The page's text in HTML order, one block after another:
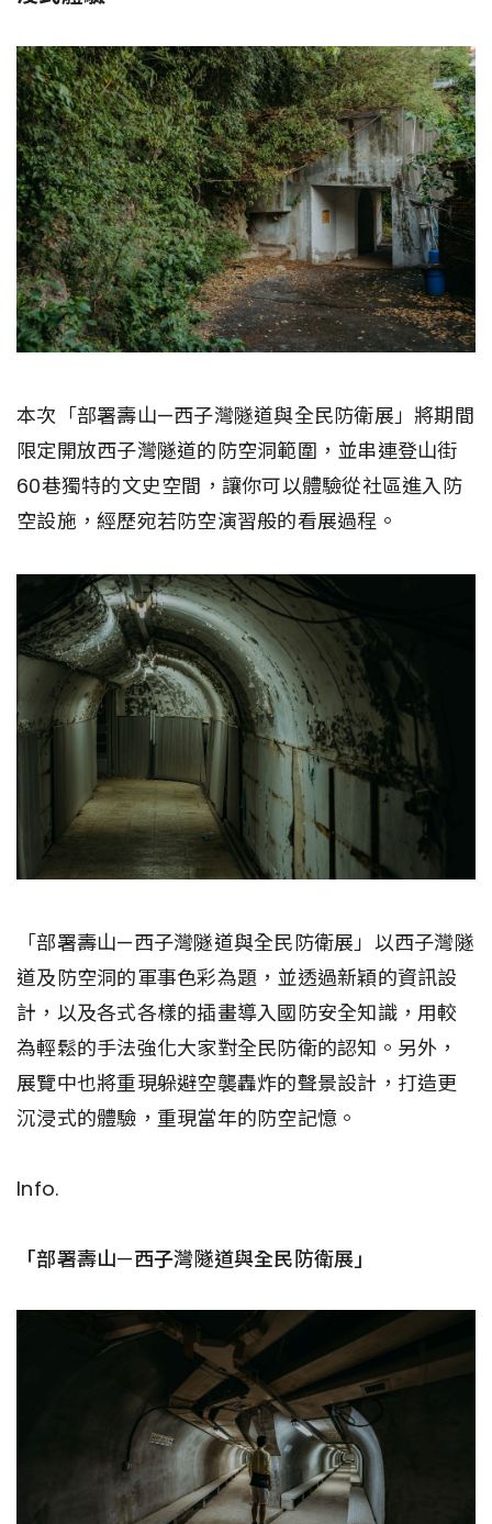
本次「部署壽山—西子灣隧道與全民防衛展」將期間
限定開放西子灣隧道的防空洞範圍，並串連登山街
60巷獨特的文史空間，讓你可以體驗從社區進入防
空設施，經歷宛若防空演習般的看展過程。
「部署壽山—西子灣隧道與全民防衛展」以西子灣隧
道及防空洞的軍事色彩為題，並透過新穎的資訊設
計，以及各式各樣的插畫導入國防安全知識，用較
為輕鬆的手法強化大家對全民防衛的認知。另外，
展覽中也將重現躲避空襲轟炸的聲景設計，打造更
沉浸式的體驗，重現當年的防空記憶。
Info.
「部署壽山—西子灣隧道與全民防衛展」